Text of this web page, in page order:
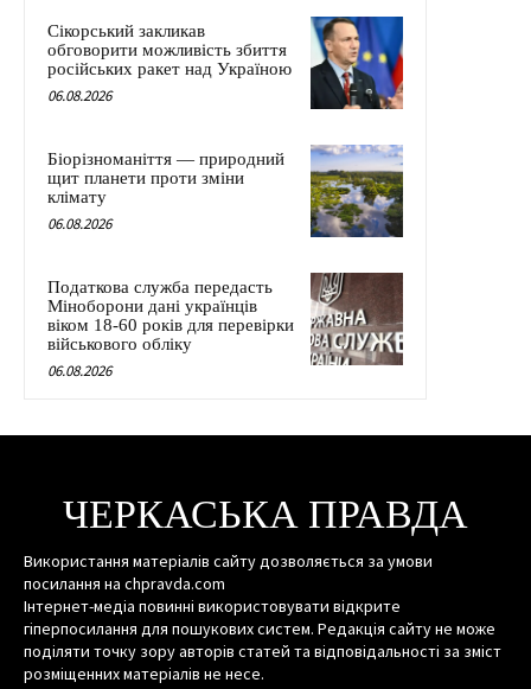
Сікорський закликав
обговорити можливість збиття
російських ракет над Україною
06.08.2026
Біорізноманіття — природний
щит планети проти зміни
клімату
06.08.2026
Податкова служба передасть
Міноборони дані українців
віком 18-60 років для перевірки
військового обліку
06.08.2026
ЧЕРКАСЬКА ПРАВДА
Використання матеріалів сайту дозволяється за умови
посилання на chpravda.com
Інтернет-медіа повинні використовувати відкрите
гіперпосилання для пошукових систем. Редакція сайту не може
поділяти точку зору авторів статей та відповідальності за зміст
розміщенних матеріалів не несе.